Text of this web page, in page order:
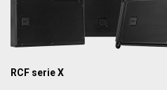
RCF serie X